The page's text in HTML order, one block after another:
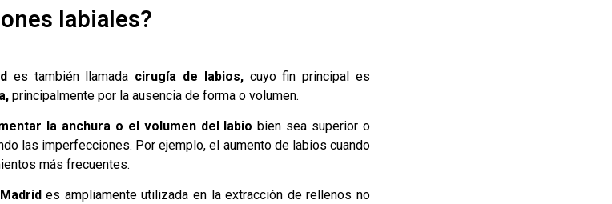
labiales?
es también llamada cirugía de labios, cuyo fin principal es
principalmente por la ausencia de forma o volumen.
la anchura o el volumen del labio bien sea superior o
las imperfecciones. Por ejemplo, el aumento de labios cuando
más frecuentes.
es ampliamente utilizada en la extracción de rellenos no